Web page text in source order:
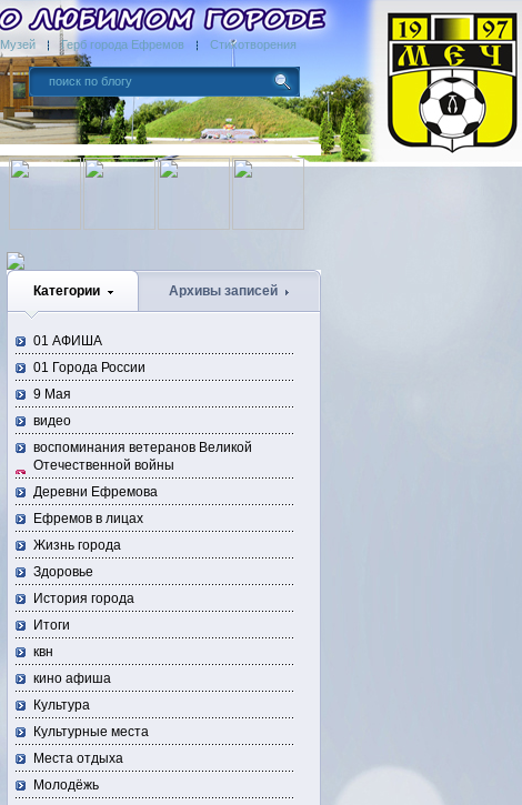
Музей Герб города Ефремов Стихотворения
Категории Архивы записей
01 АФИША
01 Города России
9 Мая
видео
воспоминания ветеранов Великой
Отечественной войны
Деревни Ефремова
Ефремов в лицах
Жизнь города
Здоровье
История города
Итоги
квн
кино афиша
Культура
Культурные места
Места отдыха
Молодёжь